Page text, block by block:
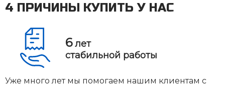
4 ПРИЧИНЫ КУПИТЬ У НАС
6лет
стабильной работы
Уже много лет мы помогаем нашим клиентам с